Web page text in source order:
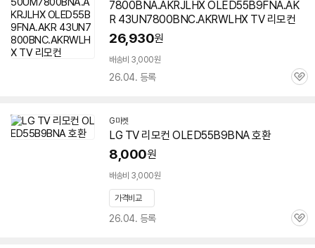
7800BNA.AKRJLHX OLED55B9FNA.AK
R 43UN7800BNC.AKRWLHX TV 리모컨
26,930원
배송비 3,000원
26.04. 등록
관
G마켓
LG TV 리모컨 OLED55B9BNA 호환
8,000원
배송비 3,000원
가격비교
26.04. 등록
관